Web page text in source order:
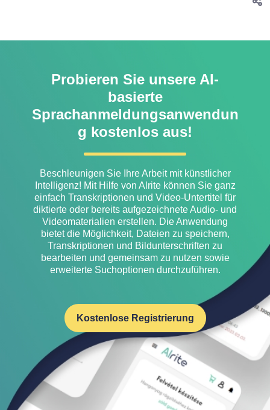
Probieren Sie unsere AI-
basierte
Sprachanmeldungsanwendun
g kostenlos aus!
Beschleunigen Sie Ihre Arbeit mit künstlicher
Intelligenz! Mit Hilfe von Alrite können Sie ganz
einfach Transkriptionen und Video-Untertitel für
diktierte oder bereits aufgezeichnete Audio- und
Videomaterialien erstellen. Die Anwendung
bietet die Möglichkeit, Dateien zu speichern,
Transkriptionen und Bildunterschriften zu
bearbeiten und gemeinsam zu nutzen sowie
erweiterte Suchoptionen durchzuführen.
Kostenlose Registrierung